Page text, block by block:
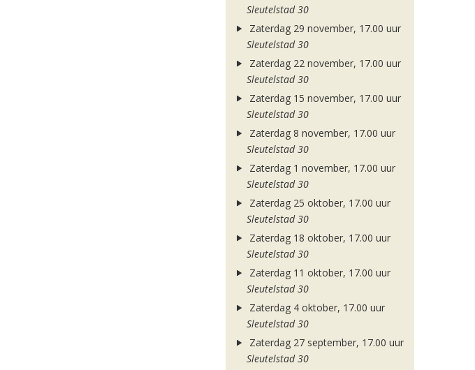
Sleutelstad 30
Zaterdag 29 november, 17.00 uur
Sleutelstad 30
Zaterdag 22 november, 17.00 uur
Sleutelstad 30
Zaterdag 15 november, 17.00 uur
Sleutelstad 30
Zaterdag 8 november, 17.00 uur
Sleutelstad 30
Zaterdag 1 november, 17.00 uur
Sleutelstad 30
Zaterdag 25 oktober, 17.00 uur
Sleutelstad 30
Zaterdag 18 oktober, 17.00 uur
Sleutelstad 30
Zaterdag 11 oktober, 17.00 uur
Sleutelstad 30
Zaterdag 4 oktober, 17.00 uur
Sleutelstad 30
Zaterdag 27 september, 17.00 uur
Sleutelstad 30